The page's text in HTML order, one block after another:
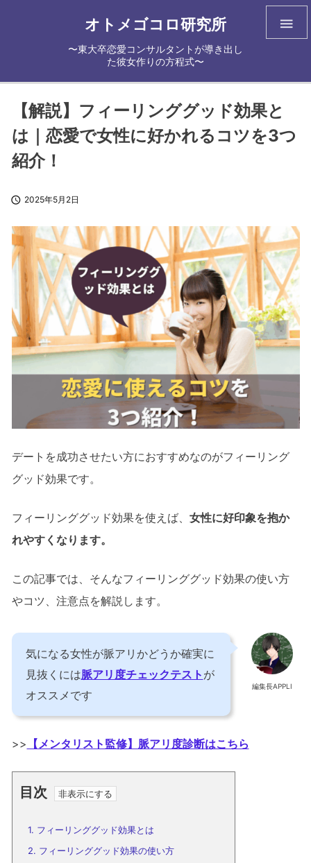
オトメゴコロ研究所
〜東大卒恋愛コンサルタントが導き出し
た彼女作りの方程式〜

【解説】フィーリンググッド効果と
は｜恋愛で女性に好かれるコツを3つ
紹介！
 2025年5月2日
デートを成功させたい方におすすめなのがフィーリング
グッド効果です。
フィーリンググッド効果を使えば、 女性に好印象を抱か
れやすくなります。
この記事では、そんなフィーリンググッド効果の使い方
やコツ、注意点を解説します。
編集長APPLI
気になる女性が脈アリかどうか確実に
見抜くには脈アリ度チェックテスト が
オススメです
>> 【メンタリスト監修】脈アリ度診断はこちら
目次
1. フィーリンググッド効果とは
2. フィーリンググッド効果の使い方